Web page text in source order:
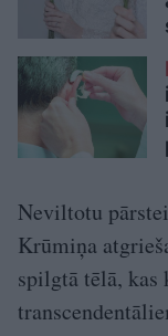
Neviltotu
Krūmiņa
spilgtā tēlā, kas